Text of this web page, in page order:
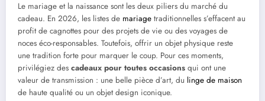
Le mariage et la naissance sont les deux piliers du marché du
cadeau. En 2026, les listes de mariage traditionnelles s’effacent au
profit de cagnottes pour des projets de vie ou des voyages de
noces éco-responsables. Toutefois, offrir un objet physique reste
une tradition forte pour marquer le coup. Pour ces moments,
privilégiez des cadeaux pour toutes occasions qui ont une
valeur de transmission : une belle pièce d’art, du linge de maison
de haute qualité ou un objet design iconique.